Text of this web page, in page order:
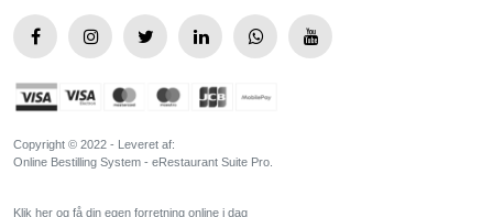
Copyright © 2022 - Leveret af:
Online Bestilling System - eRestaurant Suite Pro.
Klik her og få din egen forretning online i dag